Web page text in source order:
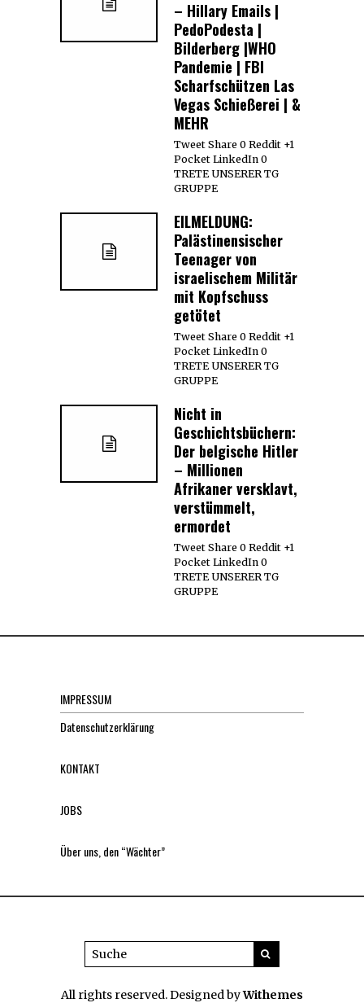
– Hillary Emails |
PedoPodesta |
Bilderberg |WHO
Pandemie | FBI
Scharfschützen Las
Vegas Schießerei | &
MEHR
Tweet Share 0 Reddit +1
Pocket LinkedIn 0
TRETE UNSERER TG
GRUPPE
EILMELDUNG:
Palästinensischer
Teenager von
israelischem Militär
mit Kopfschuss
getötet
Tweet Share 0 Reddit +1
Pocket LinkedIn 0
TRETE UNSERER TG
GRUPPE
Nicht in
Geschichtsbüchern:
Der belgische Hitler
– Millionen
Afrikaner versklavt,
verstümmelt,
ermordet
Tweet Share 0 Reddit +1
Pocket LinkedIn 0
TRETE UNSERER TG
GRUPPE
IMPRESSUM
Datenschutzerklärung
KONTAKT
JOBS
Über uns, den “Wächter”
All rights reserved. Designed byWithemes